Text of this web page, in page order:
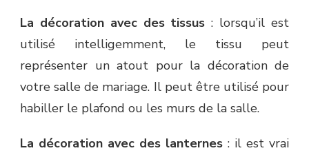
La décoration avec des tissus : lorsqu’il est
utilisé intelligemment, le tissu peut
représenter un atout pour la décoration de
votre salle de mariage. Il peut être utilisé pour
habiller le plafond ou les murs de la salle.
La décoration avec des lanternes : il est vrai